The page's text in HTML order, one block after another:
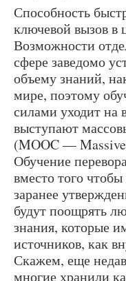
Способность
ключевой вызов в
Возможности
сфере заведомо
объему знаний,
мире, поэтому
силами уходит на
выступают
(MOOC —
Обучение
вместо того
заранее
будут поощрять
знания, которые
источников, как
Скажем, еще
многие хранили